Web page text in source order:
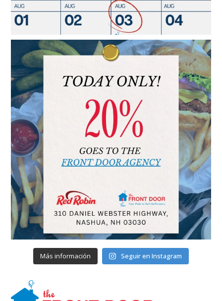
Más información Seguir en Instagram